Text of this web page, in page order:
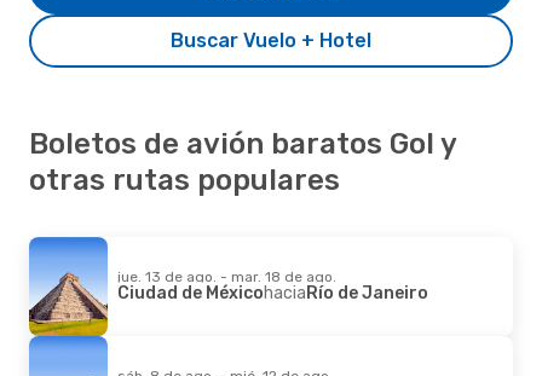
Buscar Vuelo + Hotel
Boletos de avión baratos Gol y
otras rutas populares
jue. 13 de ago. - mar. 18 de ago.
Ciudad de MéxicohaciaRío de Janeiro